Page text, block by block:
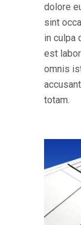
dolore
sint
in culpa
est
omnis
totam.